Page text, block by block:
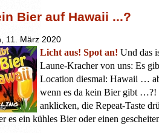
Bier auf Hawaii ...?
11. März 2020
Licht aus! Spot an! Und das
Laune-Kracher von uns: Es
Location diesmal: Hawaii …
wenn es da kein Bier gibt …?!
anklicken, die Repeat-Taste
es ein kühles Bier oder einen